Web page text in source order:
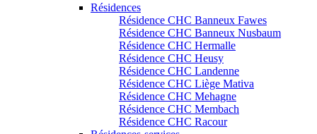
Résidences
Résidence CHC Banneux Fawes
Résidence CHC Banneux Nusbaum
Résidence CHC Hermalle
Résidence CHC Heusy
Résidence CHC Landenne
Résidence CHC Liège Mativa
Résidence CHC Mehagne
Résidence CHC Membach
Résidence CHC Racour